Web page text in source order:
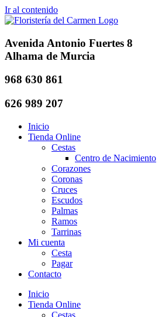
Ir al contenido
Avenida Antonio Fuertes 8
Alhama de Murcia
968 630 861
626 989 207
Inicio
Tienda Online
Cestas
Centro de Nacimiento
Corazones
Coronas
Cruces
Escudos
Palmas
Ramos
Tarrinas
Mi cuenta
Cesta
Pagar
Contacto
Inicio
Tienda Online
Cestas